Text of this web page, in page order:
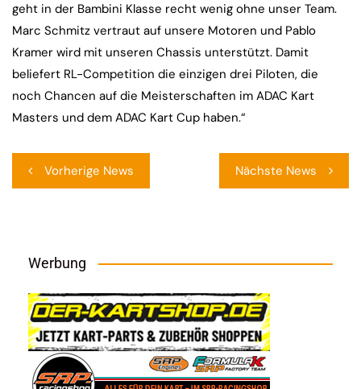
geht in der Bambini Klasse recht wenig ohne unser Team.
Marc Schmitz vertraut auf unsere Motoren und Pablo
Kramer wird mit unseren Chassis unterstützt. Damit
beliefert RL-Competition die einzigen drei Piloten, die
noch Chancen auf die Meisterschaften im ADAC Kart
Masters und dem ADAC Kart Cup haben.“
Vorherige News Nächste News
Werbung